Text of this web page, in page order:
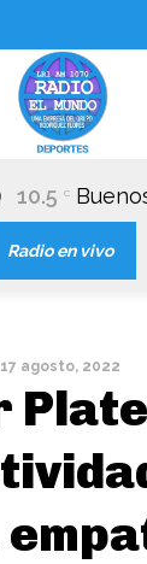
10.5 C
Radio en vivo
17 agosto, 2022